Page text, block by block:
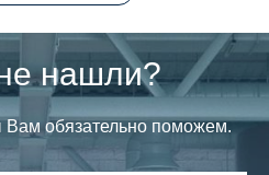
нашли?
Вам обязательно поможем.